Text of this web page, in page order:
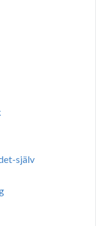
själv